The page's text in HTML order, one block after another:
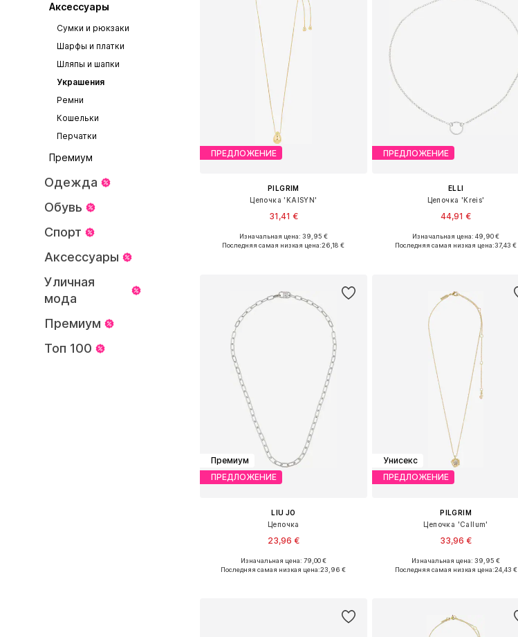
Аксессуары
Сумки и рюкзаки
Шарфы и платки
Шляпы и шапки
Украшения
Ремни
Кошельки
Перчатки
Премиум
Одежда
Обувь
Спорт
Аксессуары
Уличная
мода
Премиум
Топ 100
ПРЕДЛОЖЕНИЕ
PILGRIM
Цепочка 'KAISYN'
31,41 €
Доступные размеры: One Size
Изначальная цена: 39,95 €
Последняя самая низкая цена:26,18 €
ПРЕДЛОЖЕНИЕ
ELLI
Цепочка 'Kreis'
44,91 €
Доступные размеры: One Size
Изначальная цена: 49,90 €
Последняя самая низкая цена:37,43 €
Премиум
ПРЕДЛОЖЕНИЕ
LIU JO
Цепочка
23,96 €
Доступные размеры: One Size
Изначальная цена: 79,00 €
Последняя самая низкая цена:23,96 €
Унисекс
ПРЕДЛОЖЕНИЕ
PILGRIM
Цепочка 'Callum'
33,96 €
Доступные размеры: One Size
Изначальная цена: 39,95 €
Последняя самая низкая цена:24,43 €